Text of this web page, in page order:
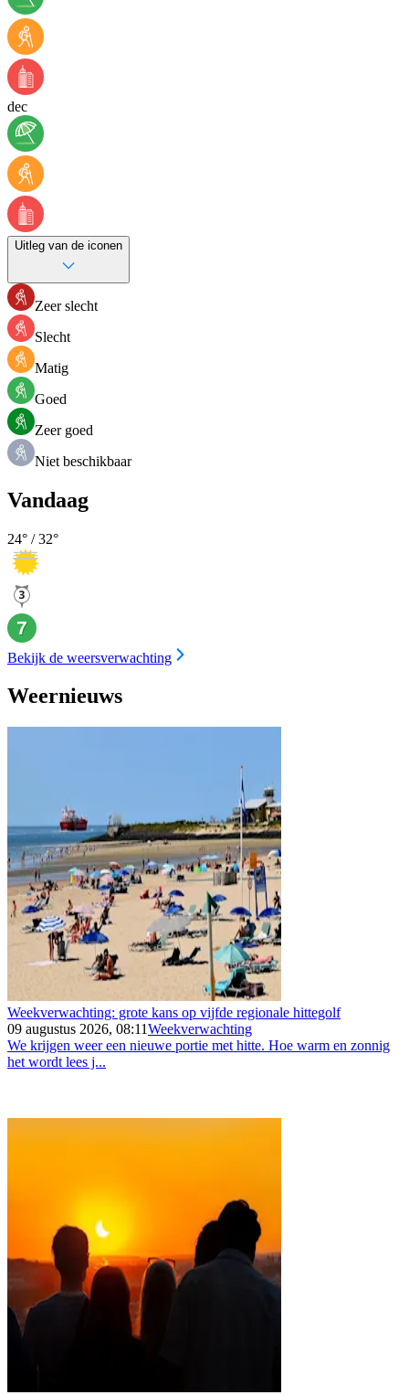
dec
Uitleg van de iconen
Zeer slecht
Slecht
Matig
Goed
Zeer goed
Niet beschikbaar
Vandaag
24° /32°
Bekijk de weersverwachting
Weernieuws
Weekverwachting: grote kans op vijfde regionale hittegolf
09 augustus 2026, 08:11Weekverwachting
We krijgen weer een nieuwe portie met hitte. Hoe warm en zonnig
het wordt lees j...